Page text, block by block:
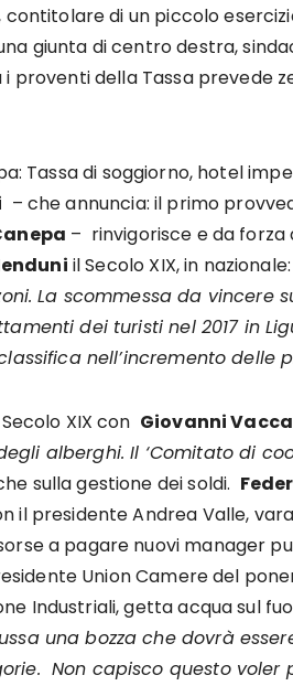
contitolare di un piccolo
giunta di centro destra,
proventi della Tassa prevede
Tassa di soggiorno, hotel
– che annuncia: il primo
– rinvigorisce e da
il Secolo XIX, in nazionale:
La scommessa da vincere
dei turisti nel 2017 in
nell’incremento delle
XIX con Giovanni
alberghi. Il ‘Comitato di
sulla gestione dei soldi.
il presidente Andrea Valle,
a pagare nuovi manager
Union Camere del
Industriali, getta acqua sul
una bozza che dovrà
Non capisco questo voler